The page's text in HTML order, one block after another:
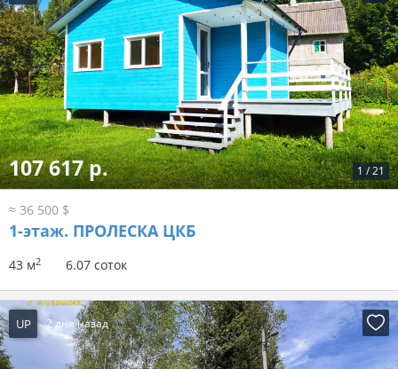
1 /21
107 617 р.
≈ 36 500 $
1-этаж. ПРОЛЕСКА ЦКБ
43 м2 6.07 соток
UP 2 дня назад